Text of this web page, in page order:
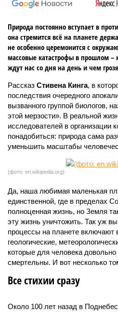
Природа постоянно вступает в
она стремится всё на планете
не особенно церемонится с
массовые катастрофы в прошлом
ждут нас со дня на день и чем
Рассказ Стивена Кинга, в
последствия очередного
вызванного группой биологов,
этой мерзости». В реальной
исследователей в организации
понадобиться: природа сама
уменьшить масштабы
(фото: en.wikipedia.org)
Да, наша любимая маленькая
единственной, где в пределах
полноценная жизнь, но Земля
эту жизнь уничтожить. Так уж
процессы на планете включают
геологические,
которые для человека
смертельны. И вот несколько
Все стихии сразу
Около 100 лет назад в